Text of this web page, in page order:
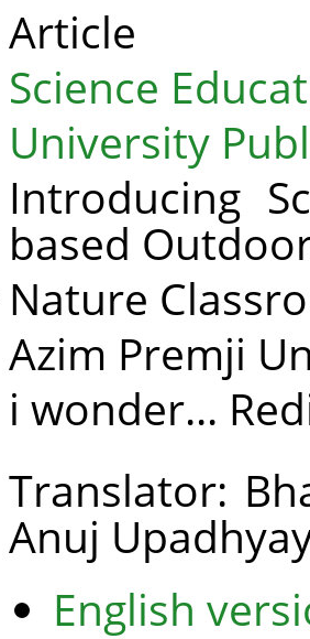
Article
Science
University
Introducing
based
Nature
Azim Premji
i wonder...
Translator:
Anuj
English